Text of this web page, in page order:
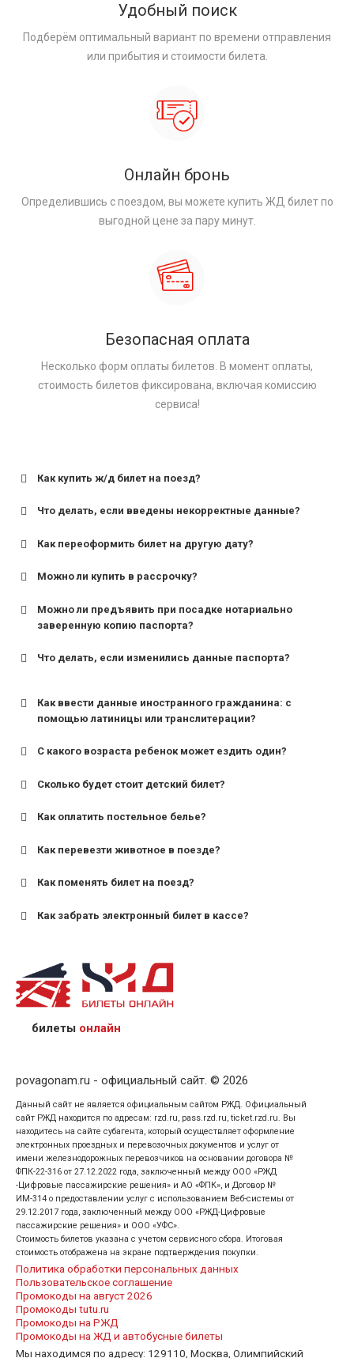
Удобный поиск
Подберём оптимальный вариант по времени отправления
или прибытия и стоимости билета.
Онлайн бронь
Определившись с поездом, вы можете купить ЖД билет по
выгодной цене за пару минут.
Безопасная оплата
Несколько форм оплаты билетов. В момент оплаты,
стоимость билетов фиксирована, включая комиссию
сервиса!
Как купить ж/д билет на поезд?
Что делать, если введены некорректные данные?
Как переоформить билет на другую дату?
Можно ли купить в рассрочку?
Можно ли предъявить при посадке нотариально
заверенную копию паспорта?
Что делать, если изменились данные паспорта?
Как ввести данные иностранного гражданина: с
помощью латиницы или транслитерации?
С какого возраста ребенок может ездить один?
для поездов дальнего следования — от 10 лет и
для пригородных поездов — от 7 лет.
Сколько будет стоит детский билет?
Как оплатить постельное белье?
Как перевезти животное в поезде?
Как поменять билет на поезд?
Как забрать электронный билет в кассе?
назвав кассиру 14-значный номер заказа;
предъявив удостоверение личности пассажира, на
кого оформлен билет.
билеты онлайн
povagonam.ru - официальный сайт. © 2026
Данный сайт не является официальным сайтом РЖД. Официальный
сайт РЖД находится по адресам: rzd.ru, pass.rzd.ru, ticket.rzd.ru. Вы
находитесь на сайте субагента, который осуществляет оформление
электронных проездных и перевозочных документов и услуг от
имени железнодорожных перевозчиков на основании договора №
ФПК-22-316 от 27.12.2022 года, заключенный между ООО «РЖД
-Цифровые пассажирские решения» и АО «ФПК», и Договор №
ИМ-314 о предоставлении услуг с использованием Веб-системы от
29.12.2017 года, заключенный между ООО «РЖД-Цифровые
пассажирские решения» и ООО «УФС».
Стоимость билетов указана с учетом сервисного сбора. Итоговая
стоимость отображена на экране подтверждения покупки.
Политика обработки персональных данных
Пользовательское соглашение
Промокоды на август 2026
Промокоды tutu.ru
Промокоды на РЖД
Промокоды на ЖД и автобусные билеты
Мы находимся по адресу: 129110, Москва, Олимпийский